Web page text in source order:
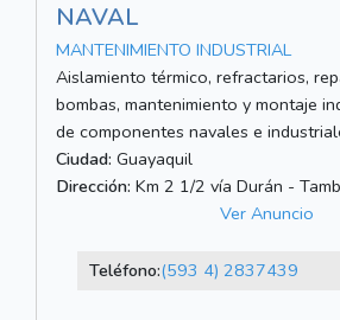
NAVAL
MANTENIMIENTO INDUSTRIAL
Aislamiento térmico, refractarios,
bombas, mantenimiento y montaje
de componentes navales e
Ciudad: Guayaquil
Dirección: Km 2 1/2 vía Durán -
Ver Anuncio
Teléfono:(593 4) 2837439